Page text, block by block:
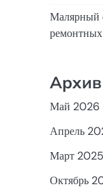
Малярный
ремонтных
Архив
Май 2026
Апрель
Март 2025
Октябрь